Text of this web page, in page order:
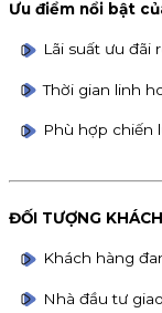
Ưu điểm nổi bật
Lãi suất ưu đãi
Thời gian linh
Phù hợp chiến
ĐỐI TƯỢNG
Khách hàng
Nhà đầu tư